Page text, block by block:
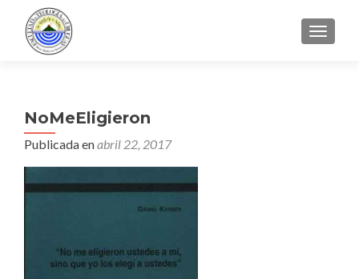
NoMeEligieron
Publicada enabril 22, 2017